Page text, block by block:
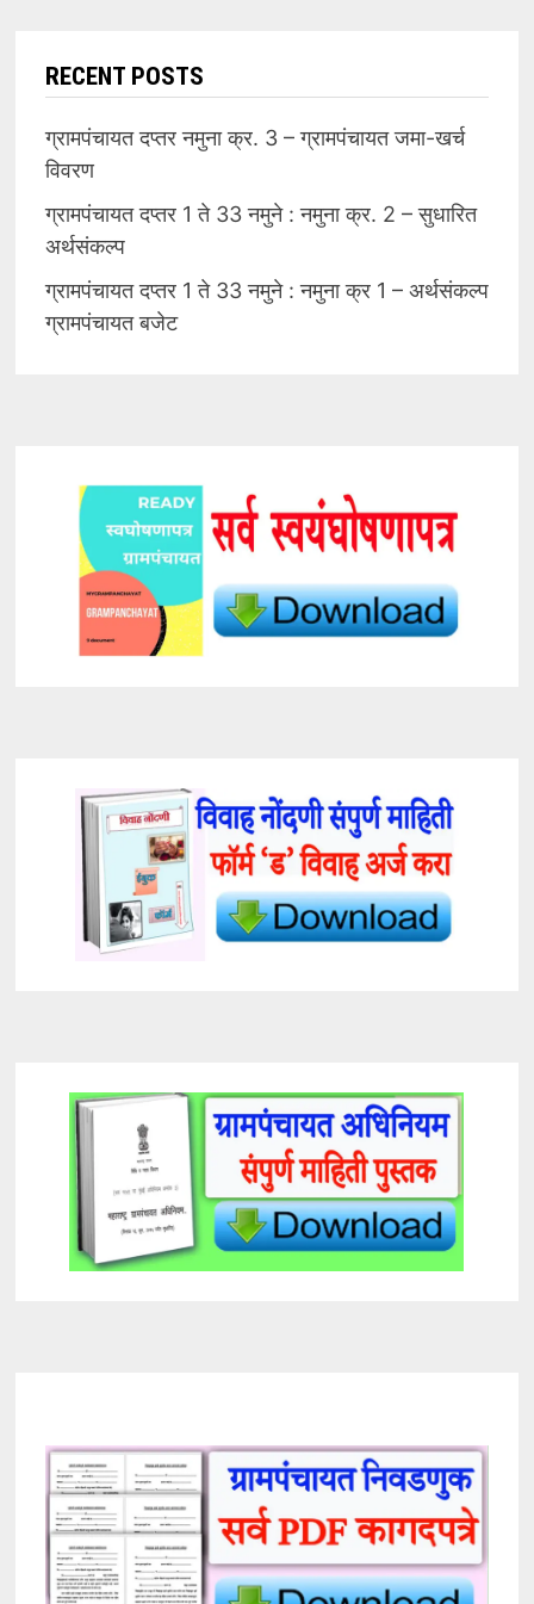
RECENT POSTS
ग्रामपंचायत दप्तर नमुना क्र. 3 – ग्रामपंचायत जमा-खर्च
विवरण
ग्रामपंचायत दप्तर 1 ते 33 नमुने : नमुना क्र. 2 – सुधारित
अर्थसंकल्प
ग्रामपंचायत दप्तर 1 ते 33 नमुने : नमुना क्र 1 – अर्थसंकल्प
ग्रामपंचायत बजेट